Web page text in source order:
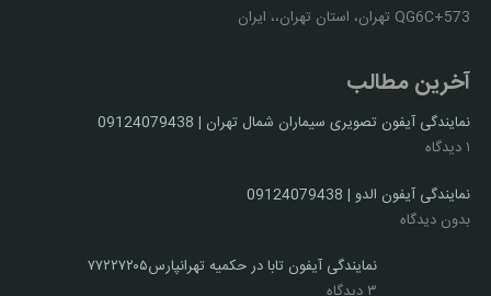
QG6C+573 تهران، استان تهران،، ایران
آخرین مطالب
نمایندگی آیفون تصویری سیماران شمال تهران | 09124079438
۱ دیدگاه
نمایندگی آیفون الدو | 09124079438
بدون دیدگاه
نمایندگی آیفون تابا در حکمیه تهرانپارس۷۷۲۲۷۲۰۵